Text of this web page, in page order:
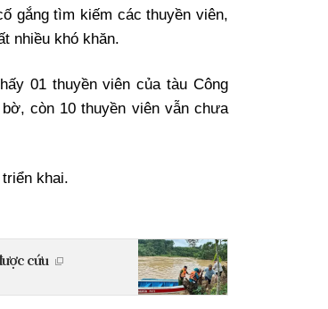
gắng tìm kiếm các thuyền viên,
nhiều khó khăn.
01 thuyền viên của tàu Công
còn 10 thuyền viên vẫn chưa
khai.
cứu